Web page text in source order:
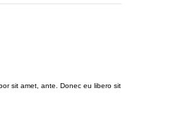
sit amet, ante. Donec eu libero sit